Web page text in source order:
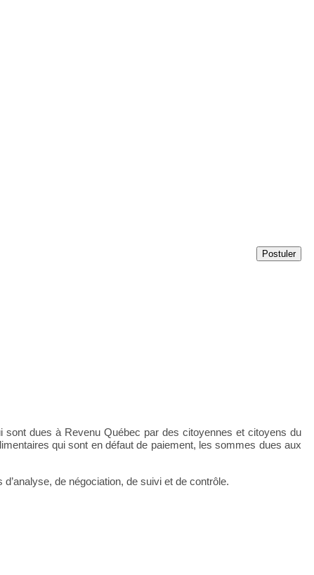
dues à Revenu Québec par des citoyennes et citoyens du
qui sont en défaut de paiement, les sommes dues aux
de négociation, de suivi et de contrôle.